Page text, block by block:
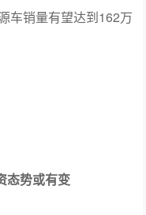
车销量有望达到162万
态势或有变